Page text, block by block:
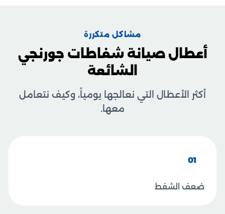
مشاكل متكررة
أعطال صيانة شفاطات جورنجي
الشائعة
أكثر الأعطال التي نعالجها يومياً، وكيف نتعامل
معها.
01
ضعف الشفط